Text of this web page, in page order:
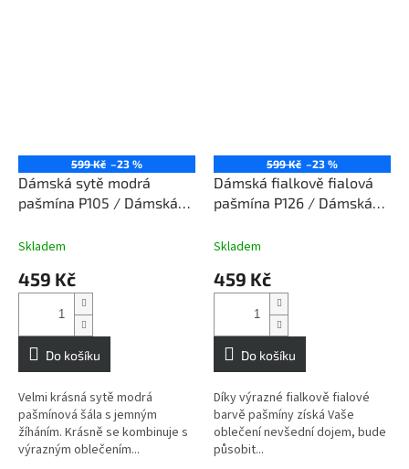
599 Kč –23 %
Dámská sytě modrá
pašmína P105 / Dámská
Skladem
459 Kč
Do košíku
Velmi krásná sytě modrá
pašmínová šála s jemným
žíháním. Krásně se kombinuje s
výrazným oblečením...
599 Kč –23 %
Dámská fialkově fialová
pašmína P126 / Dámská
Skladem
459 Kč
Do košíku
Díky výrazné fialkově fialové
barvě pašmíny získá Vaše
oblečení nevšední dojem, bude
působit...